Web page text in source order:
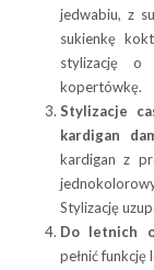
jedwabiu, z
sukienkę
stylizację o
kopertówkę.
Stylizacje
kardigan
kardigan z
Stylizację
Do letnich
pełnić funkcję